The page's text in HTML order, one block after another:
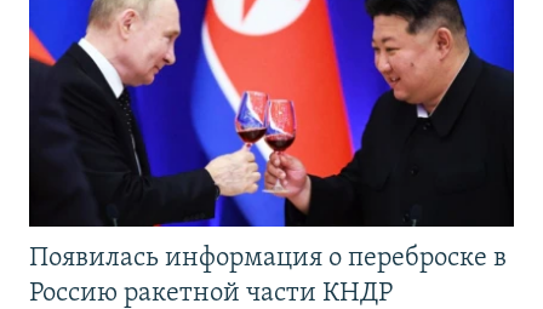
Появилась информация о переброске в
Россию ракетной части КНДР